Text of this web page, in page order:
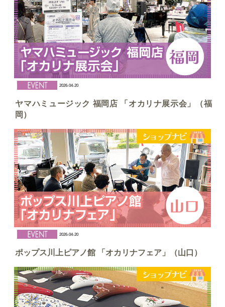
2026-04-20
ヤマハミュージック 福岡店 「オカリナ展示会」（福
岡）
2026-04-20
ポップス川上ピアノ館 「オカリナフェア」（山口）